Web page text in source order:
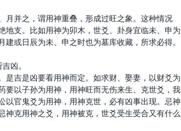
并之，谓用神重叠，形成过旺之象。这种情况
地支。比如用神为卯木，世爻、卦身宜临未、申为
或日辰为未、申之时也为墓库收藏，所求必得。
凶。
吉是凶要看用神而定。如求财、娶妻，以财爻为
要以子孙为用神，用神旺而无伤来生、克世爻，我
以官鬼爻为用神，用神克世，必有凶事出现。忌神
神克用神之爻，用神被克，世爻受生受合又有什么